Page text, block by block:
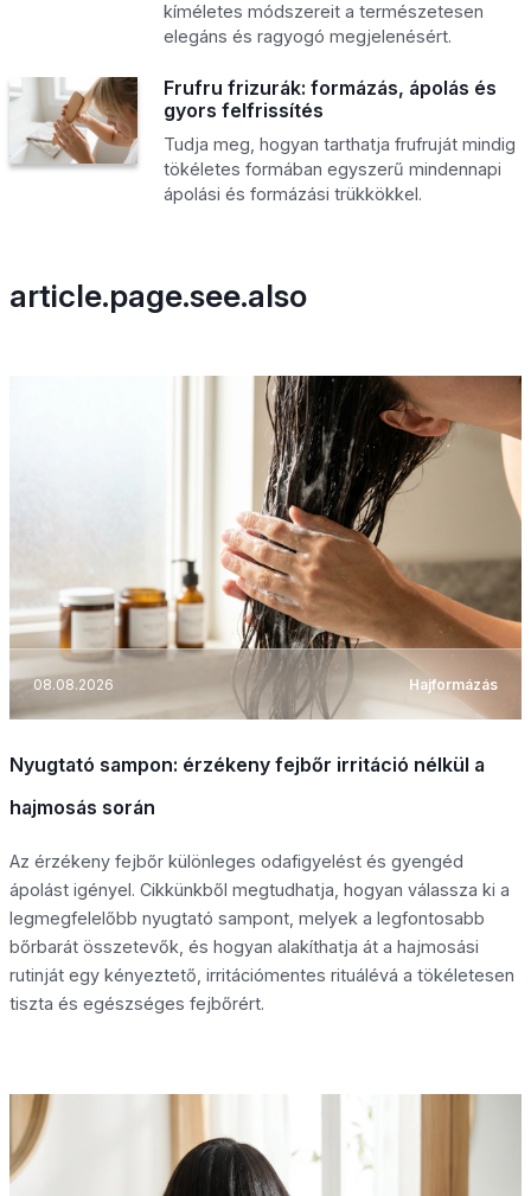
kíméletes módszereit a természetesen
elegáns és ragyogó megjelenésért.
Frufru frizurák: formázás, ápolás és
gyors felfrissítés
Tudja meg, hogyan tarthatja frufruját mindig
tökéletes formában egyszerű mindennapi
ápolási és formázási trükkökkel.
article.page.see.also
08.08.2026 Hajformázás
Nyugtató sampon: érzékeny fejbőr irritáció nélkül a
hajmosás során
Az érzékeny fejbőr különleges odafigyelést és gyengéd
ápolást igényel. Cikkünkből megtudhatja, hogyan válassza ki a
legmegfelelőbb nyugtató sampont, melyek a legfontosabb
bőrbarát összetevők, és hogyan alakíthatja át a hajmosási
rutinját egy kényeztető, irritációmentes rituálévá a tökéletesen
tiszta és egészséges fejbőrért.